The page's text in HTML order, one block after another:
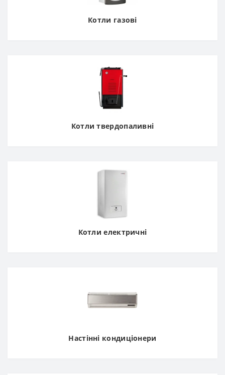
Котли газові
Котли твердопаливні
Котли електричні
Настінні кондиціонери